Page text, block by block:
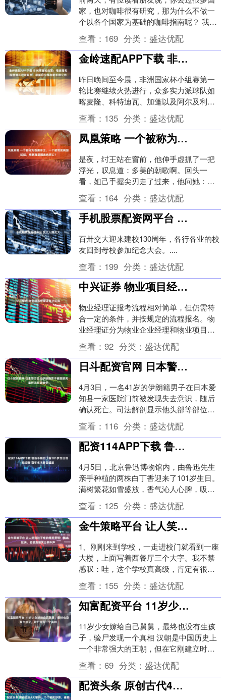
家，也对咖啡很有研究，那为什么不做一
个以各个国家为基础的咖啡指南呢？ 我说
虽说去过一些国家，也去体验过各种各样
的咖啡馆，但确....
查看： 169 分类： 盛达优配
金岭速配APP下载 非洲杯首轮战罢：喀麦隆和科特迪瓦双双取胜，最新积分榜与射手榜公布
昨日晚间至今晨，非洲国家杯小组赛第一
轮比赛继续火热进行，众多实力派球队如
喀麦隆、科特迪瓦、加蓬以及阿尔及利亚
等队伍均登场亮相。接下来，我们将详细
梳理这几场精彩较....
查看： 135 分类： 盛达优配
凤凰策略 一个被称为昏庸帝王，一个被骂成祸国妖妃，商朝真是因美色而亡？
是夜，纣王站在窗前，他伸手虚抓了一把
浮光，叹息道：多美的朝歌啊。回头一
看，妲己手握尖刃走了过来，他问她：你
为什么还不走？寡人已经没有江山了。妲
己回答：大王，娘娘....
查看： 164 分类： 盛达优配
手机股票配资网平台 交大人的交大
百卅交大迎来建校130周年，各行各业的校
友回到母校参加纪念大会。....
查看： 199 分类： 盛达优配
中兴证券 物业项目经理证有补贴吗
物业经理证报考流程相对简单，但仍需符
合一定的条件，并按规定的流程报名。物
业经理证分为物业企业经理和物业项目经
理两个方向，这两个证书均由全国城建培
训中心授权的机构....
查看： 92 分类： 盛达优配
日斗配资官网 日本警方回应伊朗籍男子被殴致死 案件正在调查中
4月3日，一名41岁的伊朗籍男子在日本爱
知县一家医院门前被发现失去意识，随后
确认死亡。司法解剖显示他头部等部位有
多处外伤。 据警方透露，该男子在被发现
的约两个小....
查看： 116 分类： 盛达优配
配资114APP下载 鲁迅手植白丁香101岁生日绽放迎客 百年名木春日盛放
4月5日，北京鲁迅博物馆内，由鲁迅先生
亲手种植的两株白丁香迎来了101岁生日。
满树繁花如雪盛放，香气沁人心脾，吸引
众多市民游客专程前来，在春日花香中为
这两棵见证....
查看： 125 分类： 盛达优配
金牛策略平台 让人笑到肚子疼的爆笑笑话！笑点拉满，老婆直接笑出鹅叫声
1、刚刚来到学校，一走进校门就看到一座
大楼，上面写着西餐厅三个大字。我不禁
感叹：哇，这个学校真高级，肯定有很多
外国老师和学生！走了一段路后，小明又
看到一座建筑，....
查看： 155 分类： 盛达优配
知富配资平台 11岁少女嫁给自己舅舅，最终也没有生孩子，验尸发现一个真相
11岁少女嫁给自己舅舅，最终也没有生孩
子，验尸发现一个真相 汉朝是中国历史上
一个非常强大的王朝，但在它刚建立时，
曾经有一段黑暗的历史。这个“黑暗”时期，
当然是相....
查看： 69 分类： 盛达优配
配资头条 原创古代4大军师：个个神机妙算，诸葛亮仅排第4位，第1位被捧上神坛